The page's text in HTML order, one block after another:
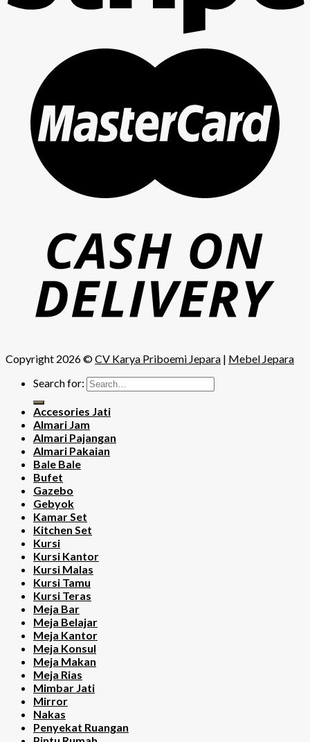
Copyright 2026 ©CV Karya Priboemi Jepara | Mebel Jepara
Search for:
Accesories Jati
Almari Jam
Almari Pajangan
Almari Pakaian
Bale Bale
Bufet
Gazebo
Gebyok
Kamar Set
Kitchen Set
Kursi
Kursi Kantor
Kursi Malas
Kursi Tamu
Kursi Teras
Meja Bar
Meja Belajar
Meja Kantor
Meja Konsul
Meja Makan
Meja Rias
Mimbar Jati
Mirror
Nakas
Penyekat Ruangan